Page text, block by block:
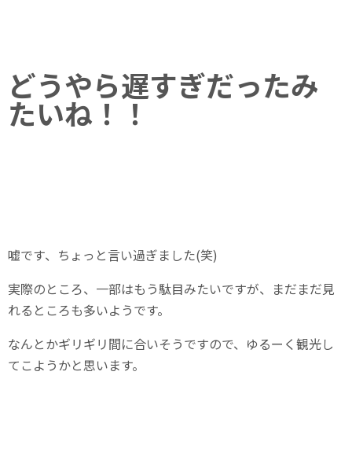
どうやら遅すぎだったみ
たいね！！
嘘です、ちょっと言い過ぎました(笑)
実際のところ、一部はもう駄目みたいですが、まだまだ見
れるところも多いようです。
なんとかギリギリ間に合いそうですので、ゆるーく観光し
てこようかと思います。